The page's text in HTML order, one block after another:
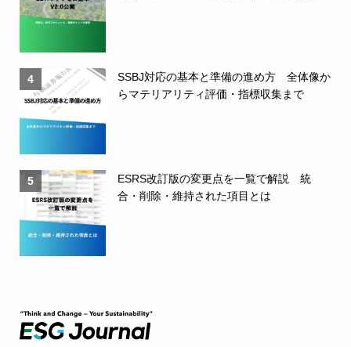
4
SSBJ対応の基本と準備の進め方 全体像か
らマテリアリティ評価・指標収集まで
5
ESRS改訂版の変更点を一覧で解説 統
合・削除・維持された項目とは